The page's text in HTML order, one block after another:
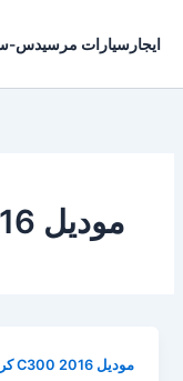
إلىايجارسيارات مرسيدس-
موديل 2016 C300 كرايسلر
موديل 2016 C300 كرايسلر